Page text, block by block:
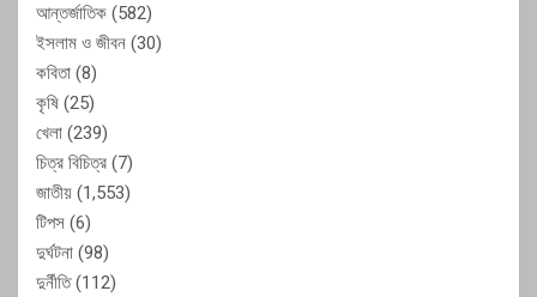
আন্তর্জাতিক (582)
ইসলাম ও জীবন (30)
কবিতা (8)
কৃষি (25)
খেলা (239)
চিত্র বিচিত্র (7)
জাতীয় (1,553)
টিপস (6)
দুর্ঘটনা (98)
দুর্নীতি(112)